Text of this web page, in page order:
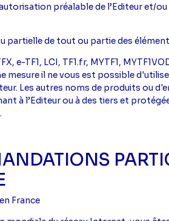
préalable de l’Editeur et/
de tout ou partie des
e-TF1, LCI, TF1.fr, MYTF1,
mesure il ne vous est possible
Les autres noms de produits ou
à l’Editeur ou à des tiers et
France